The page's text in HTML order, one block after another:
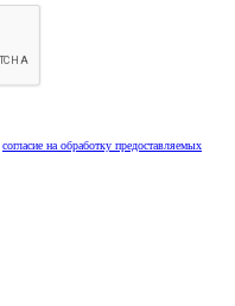
согласие на обработку предоставляемых